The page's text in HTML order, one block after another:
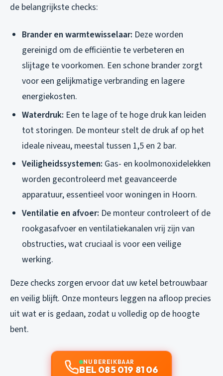
de belangrijkste checks:
Brander en warmtewisselaar: Deze worden
gereinigd om de efficiëntie te verbeteren en
slijtage te voorkomen. Een schone brander zorgt
voor een gelijkmatige verbranding en lagere
energiekosten.
Waterdruk: Een te lage of te hoge druk kan leiden
tot storingen. De monteur stelt de druk af op het
ideale niveau, meestal tussen 1,5 en 2 bar.
Veiligheidssystemen: Gas- en koolmonoxidelekken
worden gecontroleerd met geavanceerde
apparatuur, essentieel voor woningen in Hoorn.
Ventilatie en afvoer: De monteur controleert of de
rookgasafvoer en ventilatiekanalen vrij zijn van
obstructies, wat cruciaal is voor een veilige
werking.
Deze checks zorgen ervoor dat uw ketel betrouwbaar
en veilig blijft. Onze monteurs leggen na afloop precies
uit wat er is gedaan, zodat u volledig op de hoogte
bent.
NU BEREIKBAAR
BEL 085 019 81 06